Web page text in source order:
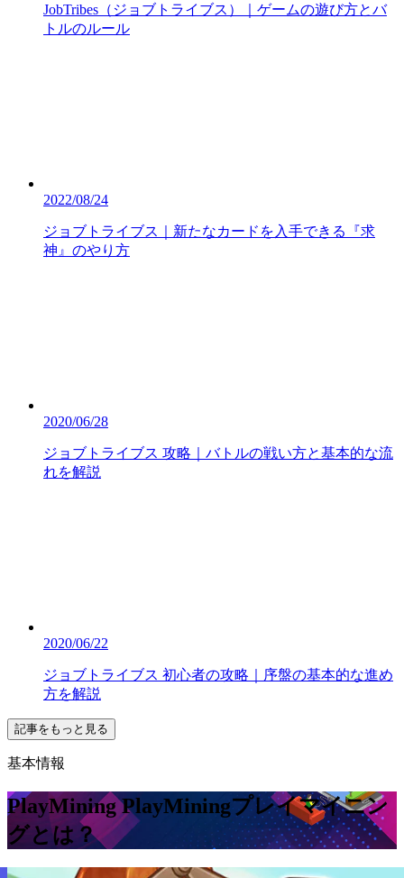
JobTribes（ジョブトライブス）｜ゲームの遊び方とバ
トルのルール
2022/08/24
ジョブトライブス｜新たなカードを入手できる『求
神』のやり方
2020/06/28
ジョブトライブス 攻略｜バトルの戦い方と基本的な流
れを解説
2020/06/22
ジョブトライブス 初心者の攻略｜序盤の基本的な進め
方を解説
記事をもっと見る
基本情報
PlayMining PlayMiningプレイマイニン
グとは？